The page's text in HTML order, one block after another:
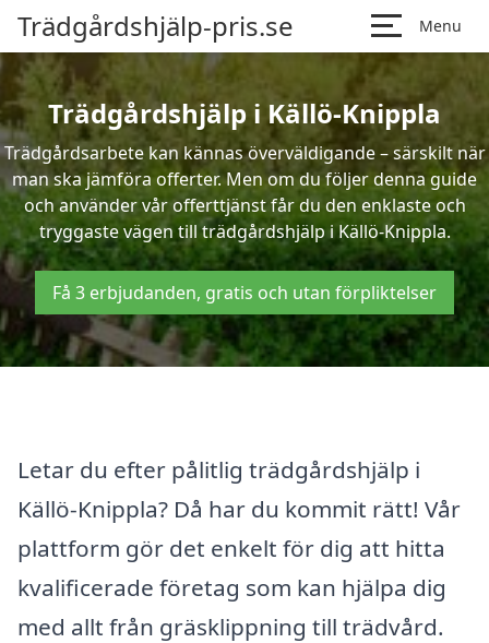
Trädgårdshjälp-pris.se Menu
Trädgårdshjälp i Källö-Knippla
Trädgårdsarbete kan kännas överväldigande – särskilt när
man ska jämföra offerter. Men om du följer denna guide
och använder vår offerttjänst får du den enklaste och
tryggaste vägen till trädgårdshjälp i Källö-Knippla.
Få 3 erbjudanden, gratis och utan förpliktelser
Letar du efter pålitlig trädgårdshjälp i
Källö-Knippla? Då har du kommit rätt! Vår
plattform gör det enkelt för dig att hitta
kvalificerade företag som kan hjälpa dig
med allt från gräsklippning till trädvård.